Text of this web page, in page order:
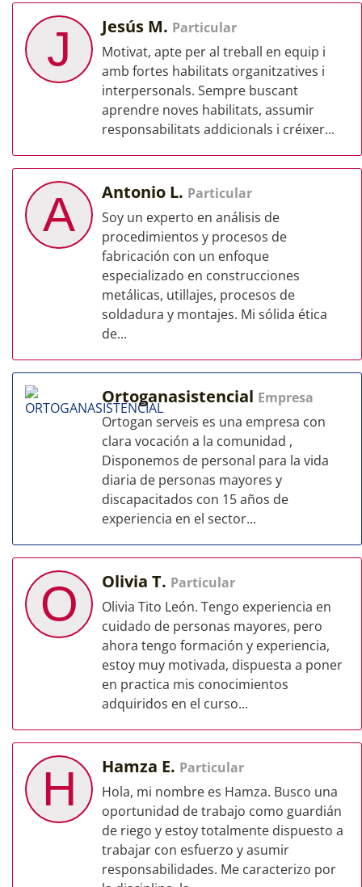
J Jesús M. Particular
Motivat, apte per al treball en equip i
amb fortes habilitats organitzatives i
interpersonals. Sempre buscant
aprendre noves habilitats, assumir
responsabilitats addicionals i créixer...
A Antonio L. Particular
Soy un experto en análisis de
procedimientos y procesos de
fabricación con un enfoque
especializado en construcciones
metálicas, utillajes, procesos de
soldadura y montajes. Mi sólida ética
de...
Ortoganasistencial Empresa
Ortogan serveis es una empresa con
clara vocación a la comunidad ,
Disponemos de personal para la vida
diaria de personas mayores y
discapacitados con 15 años de
experiencia en el sector...
O Olivia T. Particular
Olivia Tito León. Tengo experiencia en
cuidado de personas mayores, pero
ahora tengo formación y experiencia,
estoy muy motivada, dispuesta a poner
en practica mis conocimientos
adquiridos en el curso...
H Hamza E. Particular
Hola, mi nombre es Hamza. Busco una
oportunidad de trabajo como guardián
de riego y estoy totalmente dispuesto a
trabajar con esfuerzo y asumir
responsabilidades. Me caracterizo por